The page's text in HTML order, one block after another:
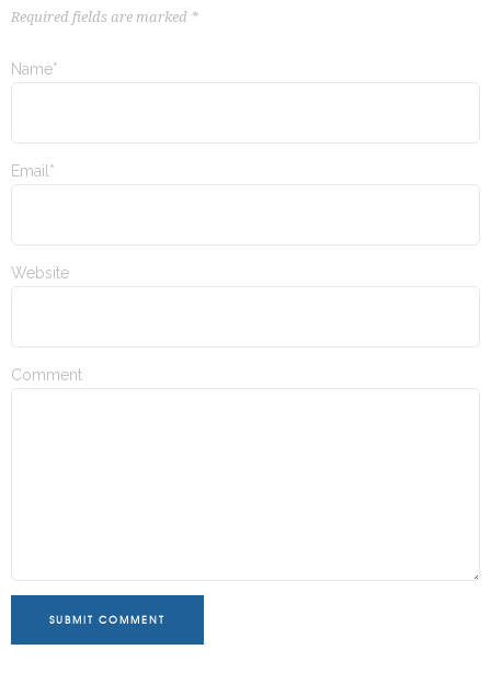
Required fields are marked *
Name*
Email*
Website
Comment
SUBMIT COMMENT